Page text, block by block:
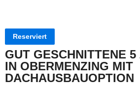
Reserviert
GUT GESCHNITTENE 5
IN OBERMENZING MIT
DACHAUSBAUOPTION